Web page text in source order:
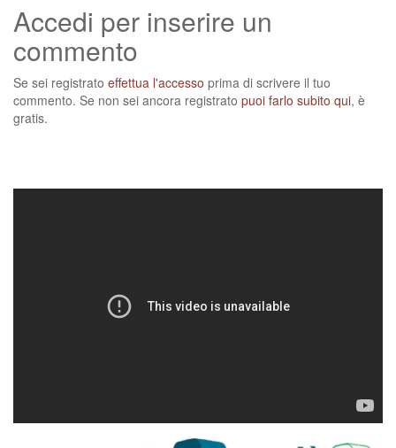
Accedi per inserire un
commento
Se sei registrato effettua l'accesso prima di scrivere il tuo
commento. Se non sei ancora registrato puoi farlo subito qui, è
gratis.